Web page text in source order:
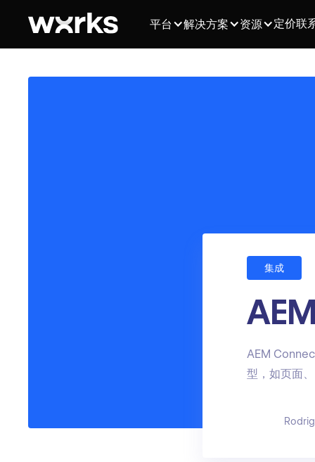
平台 解决方案 资源 定价联
集成
AEM
型，如页面